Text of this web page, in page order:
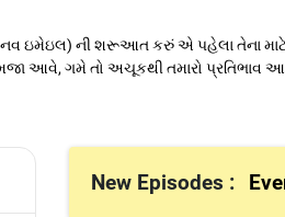
ઇમેઇલ) ની શરૂઆત કરું એ પહેલા તેના
આવે, ગમે તો અચૂકથી તમારો પ્રતિભાવ
New Episodes :